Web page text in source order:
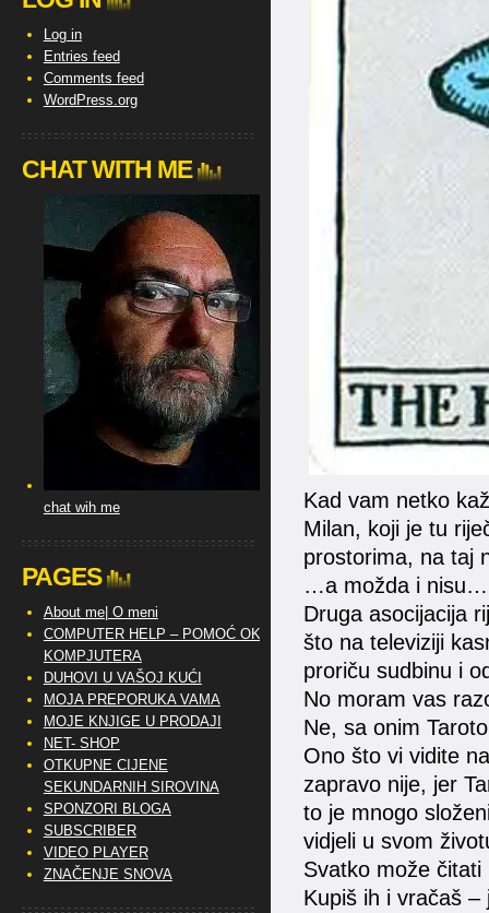
Kad vam netko
Milan, koji je tu
prostorima, na taj
…a možda i
Druga asocijacija
što na televiziji
proriču sudbinu i
No moram vas
Ne, sa onim
Ono što vi vidite
zapravo nije, jer
to je mnogo
vidjeli u svom
Svatko može
Kupiš ih i vračaš –
Log in
Entries feed
Comments feed
WordPress.org
CHAT WITH ME
chat wih me
PAGES
About me| O meni
COMPUTER HELP – POMOĆ OKO
KOMPJUTERA
DUHOVI U VAŠOJ KUĆI
MOJA PREPORUKA VAMA
MOJE KNJIGE U PRODAJI
NET- SHOP
OTKUPNE CIJENE
SEKUNDARNIH SIROVINA
SPONZORI BLOGA
SUBSCRIBER
VIDEO PLAYER
ZNAČENJE SNOVA